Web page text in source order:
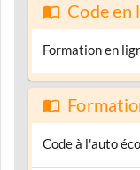
Code en
Formation en
Code à l'auto